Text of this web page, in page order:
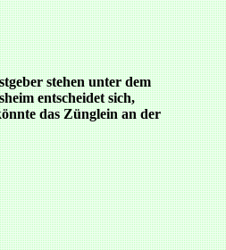
stehen unter dem
entscheidet sich,
das Zünglein an der